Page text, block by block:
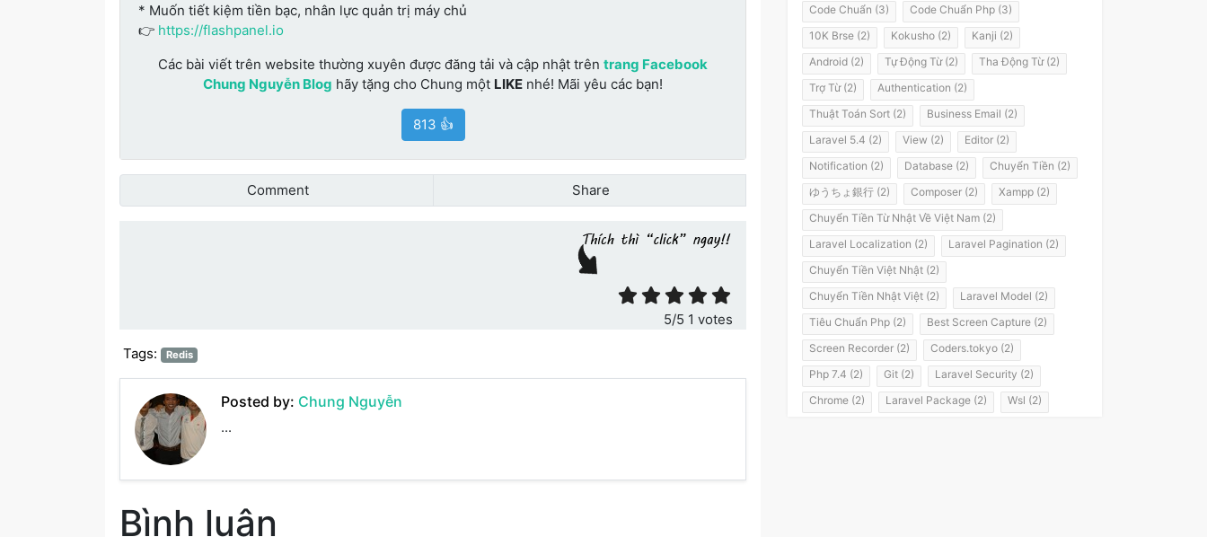
* Muốn tiết kiệm tiền bạc, nhân lực quản trị máy chủ
👉 https://flashpanel.io
Các bài viết trên website thường xuyên được đăng tải và cập nhật trên trang Facebook
Chung Nguyễn Blog hãy tặng cho Chung một LIKE nhé! Mãi yêu các bạn!
813 👍
Comment Share
5/5 1 votes
Tags:
Redis
Posted by: Chung Nguyễn
...
Bình luận
Code Chuẩn (3)
Code Chuẩn Php (3)
10K Brse (2)
Kokusho (2)
Kanji (2)
Android (2)
Tự Động Từ (2)
Tha Động Từ (2)
Trợ Từ (2)
Authentication (2)
Thuật Toán Sort (2)
Business Email (2)
Laravel 5.4 (2)
View (2)
Editor (2)
Notification (2)
Database (2)
Chuyển Tiền (2)
ゆうちょ銀行 (2)
Composer (2)
Xampp (2)
Chuyển Tiền Từ Nhật Về Việt Nam (2)
Laravel Localization (2)
Laravel Pagination (2)
Chuyển Tiền Việt Nhật (2)
Chuyển Tiền Nhật Việt (2)
Laravel Model (2)
Tiêu Chuẩn Php (2)
Best Screen Capture (2)
Screen Recorder (2)
Coders.tokyo (2)
Php 7.4 (2)
Git (2)
Laravel Security (2)
Chrome (2)
Laravel Package (2)
Wsl (2)